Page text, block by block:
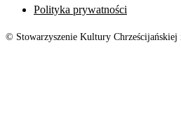
Polityka prywatności
© Stowarzyszenie Kultury